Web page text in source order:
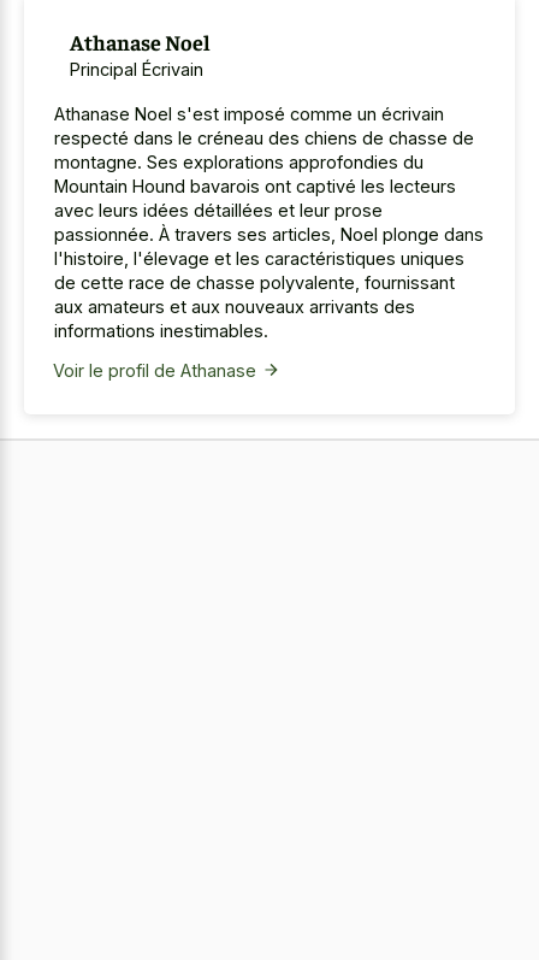
Athanase Noel
Principal Écrivain
Athanase Noel s'est imposé comme un écrivain
respecté dans le créneau des chiens de chasse de
montagne. Ses explorations approfondies du
Mountain Hound bavarois ont captivé les lecteurs
avec leurs idées détaillées et leur prose
passionnée. À travers ses articles, Noel plonge dans
l'histoire, l'élevage et les caractéristiques uniques
de cette race de chasse polyvalente, fournissant
aux amateurs et aux nouveaux arrivants des
informations inestimables.
Voir le profil de Athanase